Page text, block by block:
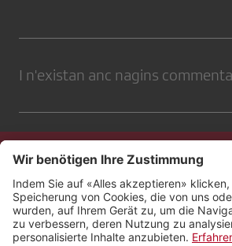
I n'existan anc nagins
Contact
Impressum
Protecziun da datas